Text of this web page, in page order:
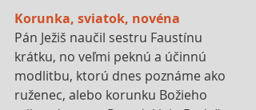
Korunka, sviatok, novéna
Pán Ježiš naučil sestru Faustínu
krátku, no veľmi peknú a účinnú
modlitbu, ktorú dnes poznáme ako
ruženec, alebo korunku Božieho